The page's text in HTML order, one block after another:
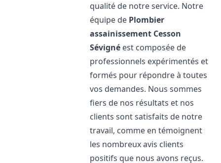
qualité de notre service. Notre
équipe de Plombier
assainissement Cesson
Sévigné est composée de
professionnels expérimentés et
formés pour répondre à toutes
vos demandes. Nous sommes
fiers de nos résultats et nos
clients sont satisfaits de notre
travail, comme en témoignent
les nombreux avis clients
positifs que nous avons reçus.